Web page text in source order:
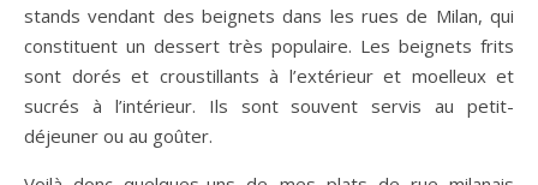
stands vendant des beignets dans les rues de Milan, qui
constituent un dessert très populaire. Les beignets frits
sont dorés et croustillants à l’extérieur et moelleux et
sucrés à l’intérieur. Ils sont souvent servis au petit-
déjeuner ou au goûter.